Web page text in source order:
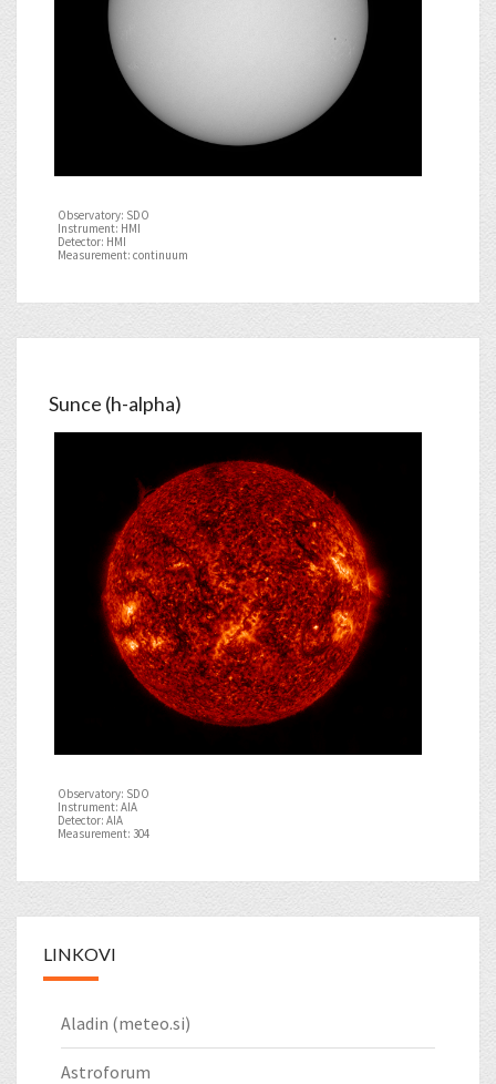
Observatory: SDO
Instrument: HMI
Detector: HMI
Measurement: continuum
Sunce (h-alpha)
Observatory: SDO
Instrument: AIA
Detector: AIA
Measurement: 304
LINKOVI
Aladin (meteo.si)
Astroforum